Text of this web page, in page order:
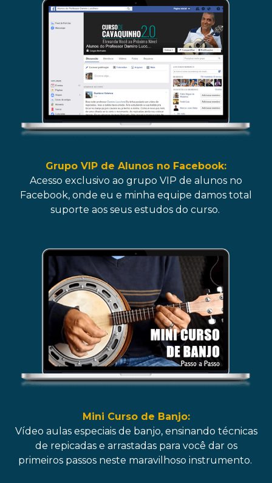
Grupo VIP de Alunos no Facebook:
Acesso exclusivo ao grupo VIP de alunos no
Facebook, onde eu e minha equipe damos total
suporte aos seus estudos do curso.
Mini Curso de Banjo:
Vídeo aulas especiais de banjo, ensinando técnicas
de repicadas e arrastadas para você dar os
primeiros passos neste maravilhoso instrumento.